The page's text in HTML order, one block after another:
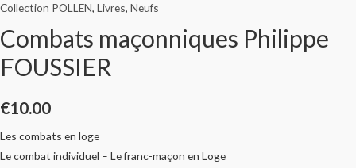
Collection POLLEN, Livres, Neufs
Combats maçonniques Philippe
FOUSSIER
€10.00
Les combats en loge
Le combat individuel – Le franc-maçon en Loge